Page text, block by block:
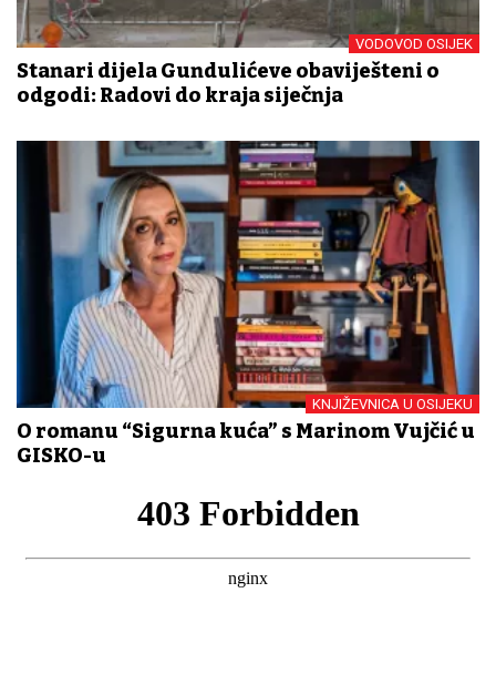
VODOVOD OSIJEK
Stanari dijela Gundulićeve obaviješteni o
odgodi: Radovi do kraja siječnja
KNJIŽEVNICA U OSIJEKU
O romanu “Sigurna kuća” s Marinom Vujčić u
GISKO-u